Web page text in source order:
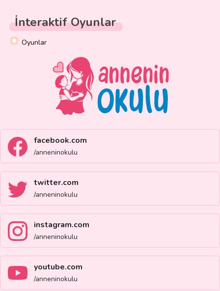
İnteraktif Oyunlar
Oyunlar
facebook.com
/anneninokulu
twitter.com
/anneninokulu
instagram.com
/anneninokulu
youtube.com
/anneninokulu